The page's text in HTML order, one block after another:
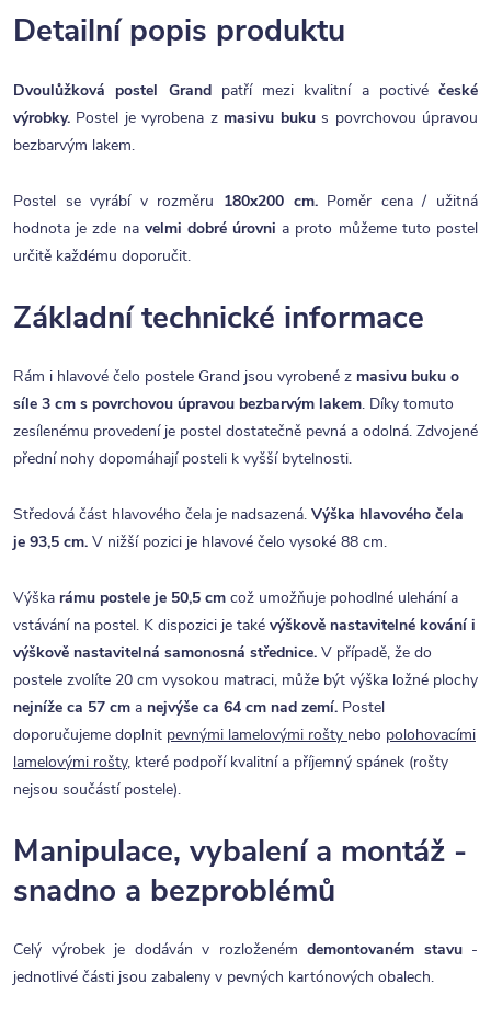
Detailní popis produktu
Dvoulůžková postel Grandpatří mezi kvalitní a poctivé české
výrobky. Postel je vyrobena z masivu bukus povrchovou úpravou
bezbarvým lakem.
Postel se vyrábí v rozměru 180x200 cm.Poměr cena / užitná
hodnota je zde na velmi dobré úrovni a proto můžeme tuto postel
určitě každému doporučit.
Základní technické informace
Rám i hlavové čelo postele Grand jsou vyrobené z masivu buku o
síle 3 cm s povrchovou úpravou bezbarvým lakem. Díky tomuto
zesílenému provedení je postel dostatečně pevná a odolná. Zdvojené
přední nohy dopomáhají posteli k vyšší bytelnosti.
Středová část hlavového čela je nadsazená. Výška hlavového čela
je 93,5 cm. V nižší pozici je hlavové čelo vysoké 88 cm.
Výška rámu postele je 50,5 cm což umožňuje pohodlné ulehání a
vstávání na postel. K dispozici je také výškově nastavitelné kování i
výškově nastavitelná samonosná střednice. V případě, že do
postele zvolíte 20 cm vysokou matraci, může být výška ložné plochy
nejníže ca 57 cm a nejvýše ca 64 cm nad zemí. Postel
doporučujeme doplnit pevnými lamelovými rošty nebo polohovacími
lamelovými rošty, které podpoří kvalitní a příjemný spánek (rošty
nejsou součástí postele).
Manipulace, vybalení a montáž -
snadno a bezproblémů
Celý výrobek je dodáván v rozloženém demontovaném stavu-
jednotlivé části jsou zabaleny v pevných kartónových obalech.